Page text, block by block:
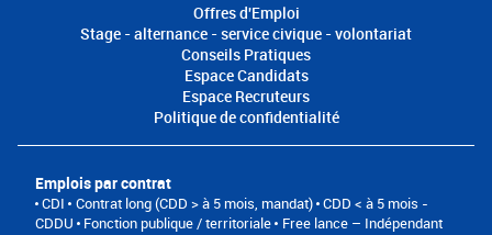
Offres d'Emploi
Stage - alternance - service civique - volontariat
Conseils Pratiques
Espace Candidats
Espace Recruteurs
Politique de confidentialité
Emplois par contrat
CDI Contrat long (CDD > à 5 mois, mandat) CDD < à 5 mois -
CDDU
Fonction publique / territoriale
Free lance – Indépendant